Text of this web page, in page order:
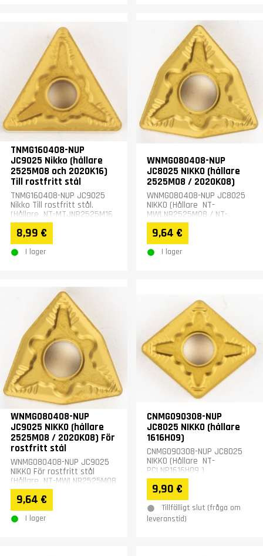
TNMG160408-NUP
JC9025 Nikko (hållare
2525M08 och 2020K16)
Till rostfritt stål
TNMG160408-NUP JC9025
Nikko Till rostfritt stål.
(Hållare NT-MTJNR2525M16
/ NT-MTJNR2020K16 )
8,99 €
I lager
WNMG080408-NUP
JC8025 NIKKO (hållare
2525M08 / 2020K08)
WNMG080408-NUP JC8025
NIKKO (Hållare NT-
MWLNR2525M08 / NT-
MWLNR2020K08 )
9,64 €
I lager
WNMG080408-NUP
JC9025 NIKKO (hållare
2525M08 / 2020K08) För
rostfritt stål
WNMG080408-NUP JC9025
NIKKO För rostfritt stål
(Hållare NT-MWLNR2525M08
/ NT-MWLNR2020K08 )
9,64 €
I lager
CNMG090308-NUP
JC8025 NIKKO (hållare
1616H09)
CNMG090308-NUP JC8025
NIKKO (Hållare NT-
PCLNR1616H09 )
9,90 €
Tillfälligt slut (fråga om
leveranstid)